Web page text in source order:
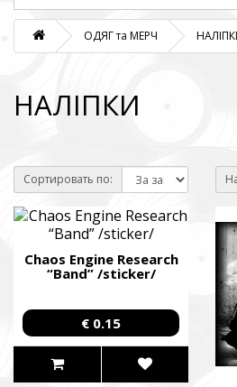
ОДЯГ та МЕРЧ
НАЛІПКИ
Сортировать по:
Chaos Engine Research
“Band” /sticker/
€ 0.15